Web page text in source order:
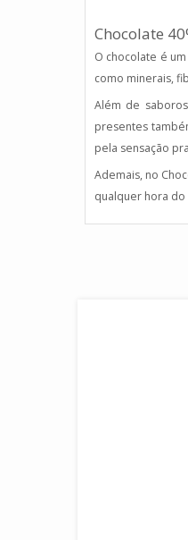
Chocolate
O chocolate é
como minerais,
Além de
presentes
pela sensação
Ademais, no
qualquer hora do